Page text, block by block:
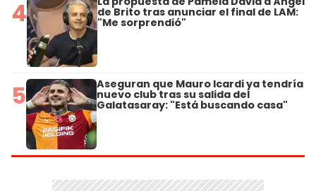
4 de Brito tras anunciar el final de LAM:
"Me sorprendió"
5 Aseguran que Mauro Icardi ya tendría
nuevo club tras su salida del
Galatasaray: "Está buscando casa"